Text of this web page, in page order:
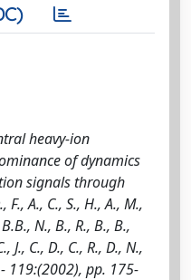
heavy-ion
of dynamics
signals through
A., C., S., H., A., M.,
N., B., R., B., B.,
J., C., D., C., R., D., N.,
- 119:(2002), pp. 175-